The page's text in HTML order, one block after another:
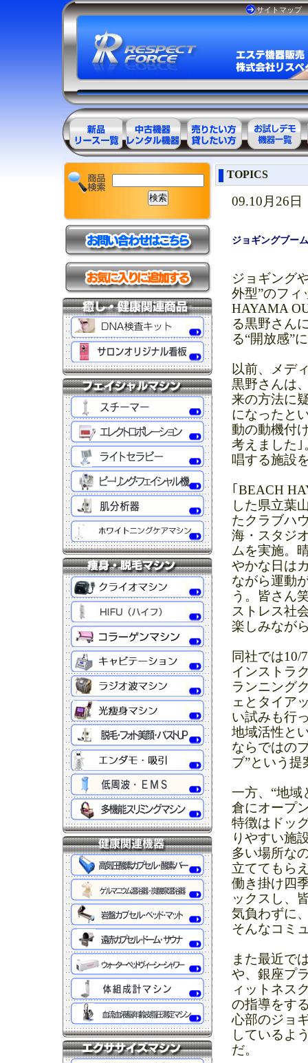
サイトマップ
エステ美容用
品製品一覧
エステ美容用
品アウトレッ
ト商品一覧
エステ美容用
品レンタル可
能商品一覧
お試しデモ可
能機器一覧
TOPICS
09.10月26日
ジョギングブー
ジョギング
外型”のフィ
HAYAMA
る黒野さん
る“開放感”
以前、メデ
黒野さんは
来の方法に
になったと
動の動機付
考えました｣
唱する施設
｢BEACH
した県立葉
たクラブハ
海・スタジ
ムを実施。
やかな日は
ながら運動
う。皆さん
ストレス社
楽しみなが
同社では10/
インストラ
ランニング
ェとタイア
い試みも行
地域活性と
ならではの
ブ”という
一方、“地域
倉にオープ
特徴はドッ
りやすい施
多い場所な
立ててもら
働き掛け四
ックスし、
気負わずに
そんなコミ
また最近で
や、銀座プ
ィットネス
の指導をす
心部のジョ
しているよ
だ。